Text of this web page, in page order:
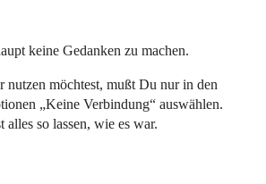
keine Gedanken zu machen.
nutzen möchtest, mußt Du nur in den
„Keine Verbindung“ auswählen.
alles so lassen, wie es war.